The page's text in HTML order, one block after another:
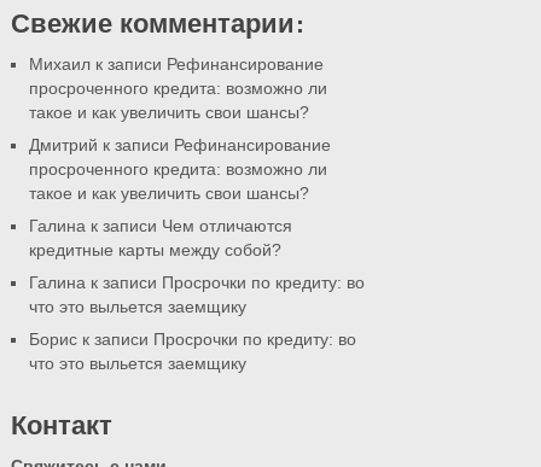
Свежие комментарии:
Михаилк записи Рефинансирование
просроченного кредита: возможно ли
такое и как увеличить свои шансы?
Дмитрий к записи Рефинансирование
просроченного кредита: возможно ли
такое и как увеличить свои шансы?
Галина к записи Чем отличаются
кредитные карты между собой?
Галина к записи Просрочки по кредиту: во
что это выльется заемщику
Бориск записи Просрочки по кредиту: во
что это выльется заемщику
Контакт